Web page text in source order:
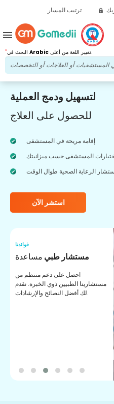
ترتيب المسار
* Arabic تغيير اللغة من أعلى.
menu
لتسهيل ودمج العملية
للحصول على العلاج
إقامة مريحة في المستشفى
المستشفى حسب ميزانيتك
الرعاية الصحية طوال الوقت
استشر الآن
فوائدنا
مستشار طبي مساعدة
احصل على دعم منتظم من
مستشارينا الطبيين ذوي الخبرة. نقدم
لك أفضل النصائح والإرشادات.